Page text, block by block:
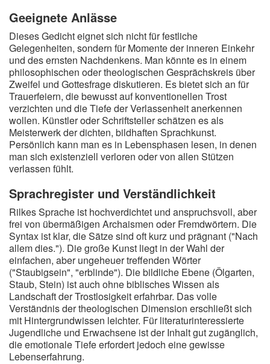
Geeignete Anlässe
Dieses Gedicht eignet sich nicht für festliche
Gelegenheiten, sondern für Momente der inneren Einkehr
und des ernsten Nachdenkens. Man könnte es in einem
philosophischen oder theologischen Gesprächskreis über
Zweifel und Gottesfrage diskutieren. Es bietet sich an für
Trauerfeiern, die bewusst auf konventionellen Trost
verzichten und die Tiefe der Verlassenheit anerkennen
wollen. Künstler oder Schriftsteller schätzen es als
Meisterwerk der dichten, bildhaften Sprachkunst.
Persönlich kann man es in Lebensphasen lesen, in denen
man sich existenziell verloren oder von allen Stützen
verlassen fühlt.
Sprachregister und Verständlichkeit
Rilkes Sprache ist hochverdichtet und anspruchsvoll, aber
frei von übermäßigen Archaismen oder Fremdwörtern. Die
Syntax ist klar, die Sätze sind oft kurz und prägnant ("Nach
allem dies."). Die große Kunst liegt in der Wahl der
einfachen, aber ungeheuer treffenden Wörter
("Staubigsein", "erblinde"). Die bildliche Ebene (Ölgarten,
Staub, Stein) ist auch ohne biblisches Wissen als
Landschaft der Trostlosigkeit erfahrbar. Das volle
Verständnis der theologischen Dimension erschließt sich
mit Hintergrundwissen leichter. Für literaturinteressierte
Jugendliche und Erwachsene ist der Inhalt gut zugänglich,
die emotionale Tiefe erfordert jedoch eine gewisse
Lebenserfahrung.